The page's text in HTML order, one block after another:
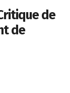
de
de